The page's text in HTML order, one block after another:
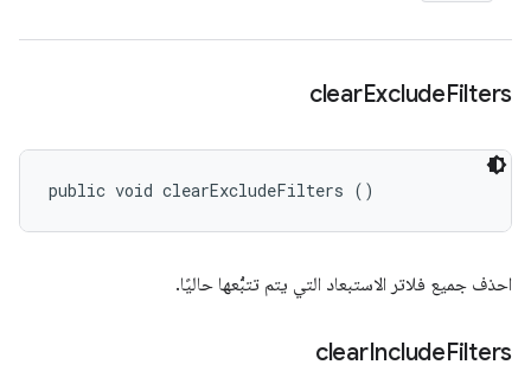
clearExcludeFilters
public void clearExcludeFilters ()
احذف جميع فلاتر الاستبعاد التي يتم تتبُّعها حاليًا.
clearIncludeFilters